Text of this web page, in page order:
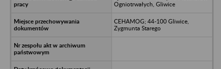
Ogniotrwałych, Gliwice
CEHAMOG; 44-100 Gliwice,
Zygmunta Starego